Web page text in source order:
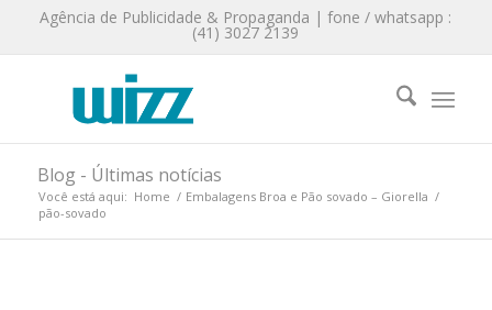
Agência de Publicidade & Propaganda | fone / whatsapp :
(41) 3027 2139
Blog - Últimas notícias
Você está aqui: Home / Embalagens Broa e Pão sovado – Giorella /
pão-sovado